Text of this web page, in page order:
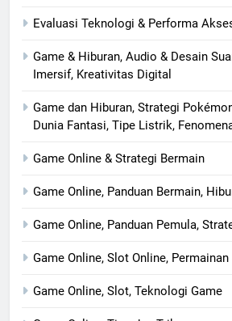
Evaluasi Teknologi & Performa
Game & Hiburan, Audio & Desain
Imersif, Kreativitas Digital
Game dan Hiburan, Strategi
Dunia Fantasi, Tipe Listrik,
Game Online & Strategi Bermain
Game Online, Panduan Bermain,
Game Online, Panduan Pemula,
Game Online, Slot Online, Permainan
Game Online, Slot, Teknologi Game